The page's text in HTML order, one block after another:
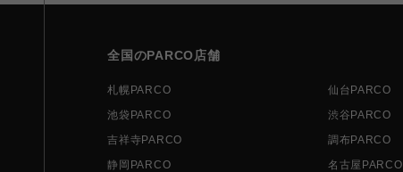
全国のPARCO店舗
札幌PARCO 仙台PARCO
池袋PARCO
渋谷PARCO
吉祥寺PARCO
調布PARCO
静岡PARCO
名古屋PARCO